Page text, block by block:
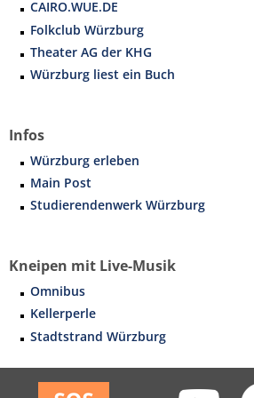
CAIRO.WUE.DE
Folkclub Würzburg
Theater AG der KHG
Würzburg liest ein Buch
Infos
Würzburg erleben
Main Post
Studierendenwerk Würzburg
Kneipen mit Live-Musik
Omnibus
Kellerperle
Stadtstrand Würzburg
Musiktheaterkorrepetition
Musiktheorie
Percussion
Streichinstrumente
Master of Music in Performance and
Johannes Wolf
Musikwissenschaft/Musikermedizin
Fachgruppe Musikpädagogik Lehramt